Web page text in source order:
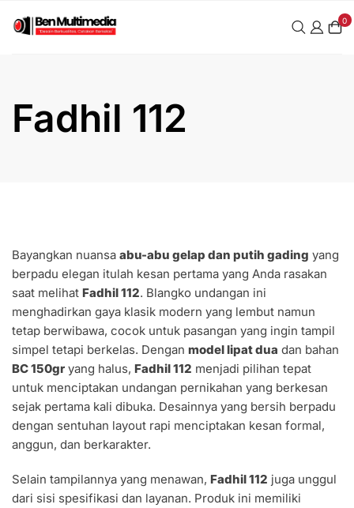
0
Fadhil 112
Bayangkan nuansa abu-abu gelap dan putih gading yang
berpadu elegan itulah kesan pertama yang Anda rasakan
saat melihat Fadhil 112. Blangko undangan ini
menghadirkan gaya klasik modern yang lembut namun
tetap berwibawa, cocok untuk pasangan yang ingin tampil
simpel tetapi berkelas. Dengan model lipat dua dan bahan
BC 150gr yang halus, Fadhil 112 menjadi pilihan tepat
untuk menciptakan undangan pernikahan yang berkesan
sejak pertama kali dibuka. Desainnya yang bersih berpadu
dengan sentuhan layout rapi menciptakan kesan formal,
anggun, dan berkarakter.
Selain tampilannya yang menawan, Fadhil 112 juga unggul
dari sisi spesifikasi dan layanan. Produk ini memiliki